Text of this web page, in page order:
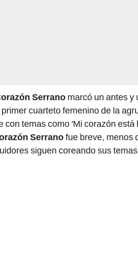
Serrano marcó un antes y
cuarteto femenino de la
con temas como 'Mi corazón
Serranofue breve, menos
siguen coreando sus